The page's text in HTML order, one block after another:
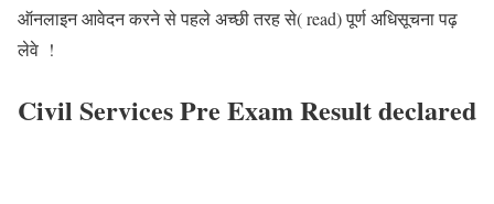
ऑनलाइन आवेदन करने से पहले अच्छी तरह से( read) पूर्ण अधिसूचना पढ़
लेवे !
Civil Services Pre Exam Result declared